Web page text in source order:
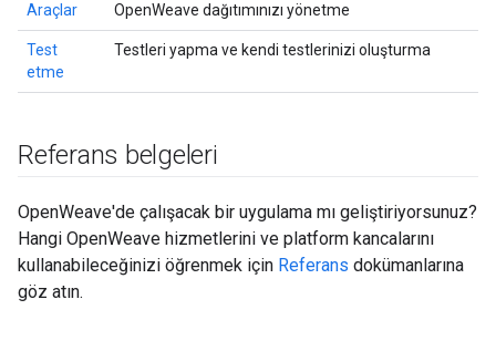
Araçlar OpenWeave dağıtımınızı yönetme
Test
etme
Testleri yapma ve kendi testlerinizi oluşturma
Referans belgeleri
OpenWeave'de çalışacak bir uygulama mı geliştiriyorsunuz?
Hangi OpenWeave hizmetlerini ve platform kancalarını
kullanabileceğinizi öğrenmek için Referans dokümanlarına
göz atın.